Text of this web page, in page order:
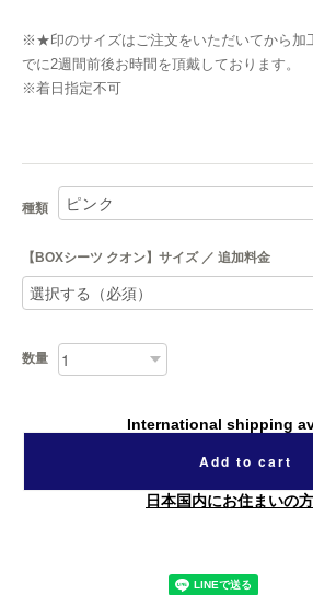
※★印のサイズはご注文をいただいてから加
でに2週間前後お時間を頂戴しております。
※着日指定不可
種類
【BOXシーツ クオン】サイズ ／ 追加料金
数量
International shipping
Add to cart
日本国内にお住まいの